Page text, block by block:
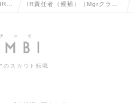
の IR責任者（候補）（Mgrクラ
のスカウト転職